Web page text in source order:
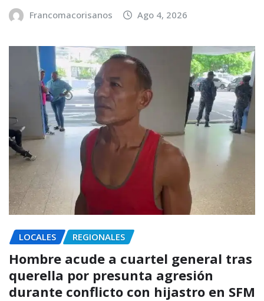
Francomacorisanos Ago 4, 2026
LOCALES REGIONALES
Hombre acude a cuartel general tras
querella por presunta agresión
durante conflicto con hijastro en SFM